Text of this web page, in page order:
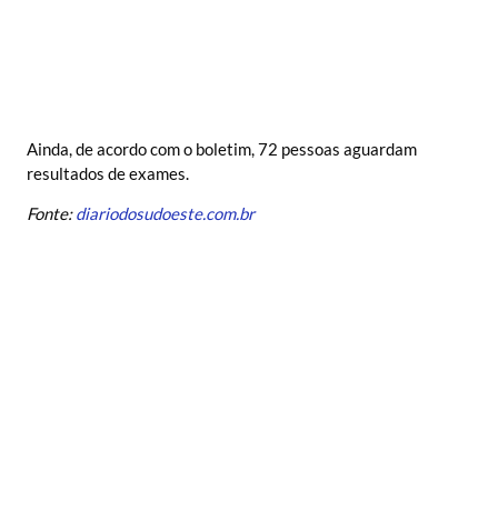
Ainda, de acordo com o boletim, 72 pessoas aguardam
resultados de exames.
Fonte:diariodosudoeste.com.br